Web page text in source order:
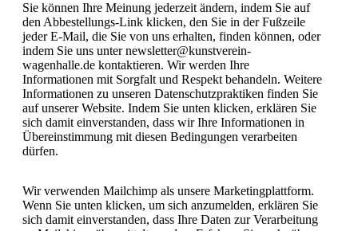
Sie können Ihre Meinung jederzeit ändern, indem Sie auf
den Abbestellungs-Link klicken, den Sie in der Fußzeile
jeder E-Mail, die Sie von uns erhalten, finden können, oder
indem Sie uns unter newsletter@kunstverein-
wagenhalle.de kontaktieren. Wir werden Ihre
Informationen mit Sorgfalt und Respekt behandeln. Weitere
Informationen zu unseren Datenschutzpraktiken finden Sie
auf unserer Website. Indem Sie unten klicken, erklären Sie
sich damit einverstanden, dass wir Ihre Informationen in
Übereinstimmung mit diesen Bedingungen verarbeiten
dürfen.
Wir verwenden Mailchimp als unsere Marketingplattform.
Wenn Sie unten klicken, um sich anzumelden, erklären Sie
sich damit einverstanden, dass Ihre Daten zur Verarbeitung